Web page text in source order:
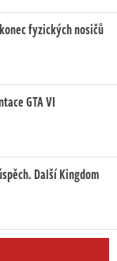
fyzických nosičů
GTA VI
Další Kingdom